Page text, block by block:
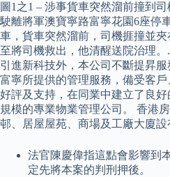
圖1之1 – 涉事貨車突然溜前撞到
駛離將軍澳寶寧路富寧花園6座停
車，貨車突然溜前，司機捱撞並
至將司機救出，他清醒送院治理
引進新科技外，本公司不斷提昇服
富寧所提供的管理服務，備受客
好評及支持，在同業中建立了良
規模的專業物業管理公司。 香港
邨、居屋屋苑、商場及工廠大廈設
法官陳慶偉指這點會影響到
定先將本案的判刑押後。